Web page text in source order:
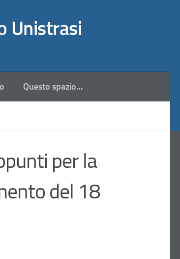
Unistrasi
Questo spazio…
per la
del 18